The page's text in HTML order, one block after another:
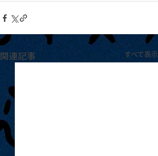
関連記事 すべて表示